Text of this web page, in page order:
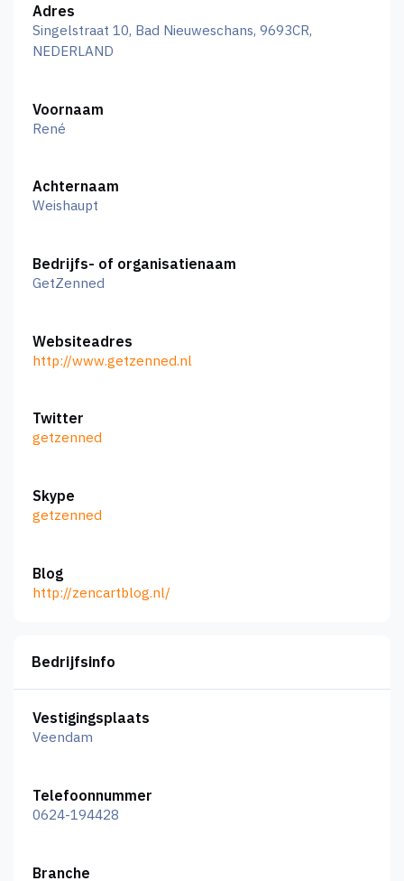
Adres
Singelstraat 10, Bad Nieuweschans, 9693CR,
NEDERLAND
Voornaam
René
Achternaam
Weishaupt
Bedrijfs- of organisatienaam
GetZenned
Websiteadres
http://www.getzenned.nl
Twitter
getzenned
Skype
getzenned
Blog
http://zencartblog.nl/
Bedrijfsinfo
Vestigingsplaats
Veendam
Telefoonnummer
0624-194428
Branche